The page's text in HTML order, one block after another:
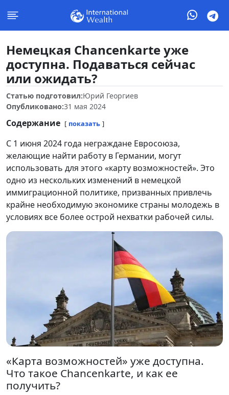
Немецкая Chancenkarte уже
доступна. Подаваться сейчас
или ожидать?
Статью подготовил:Юрий Георгиев
Опубликовано:31 мая 2024
Содержание показать
С 1 июня 2024 года неграждане Евросоюза,
желающие найти работу в Германии, могут
использовать для этого «карту возможностей». Это
одно из нескольких изменений в немецкой
иммиграционной политике, призванных привлечь
крайне необходимую экономике страны молодежь в
условиях все более острой нехватки рабочей силы.
«Карта возможностей» уже доступна.
Что такое Chancenkarte, и как ее
получить?